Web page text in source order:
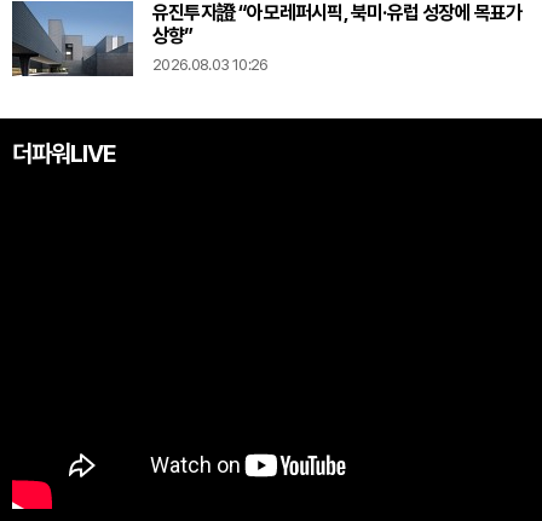
유진투자證 “아모레퍼시픽, 북미·유럽 성장에 목표가
상향”
2026.08.03 10:26
더파워LIVE